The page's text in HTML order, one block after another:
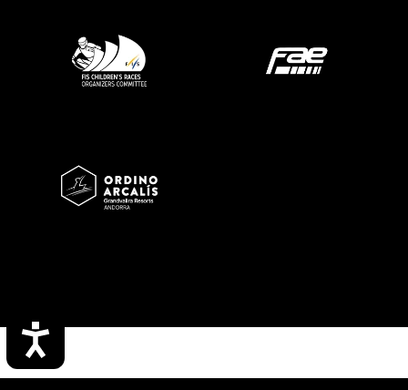
Accesibilidad
Imatge Imatge
Imatge